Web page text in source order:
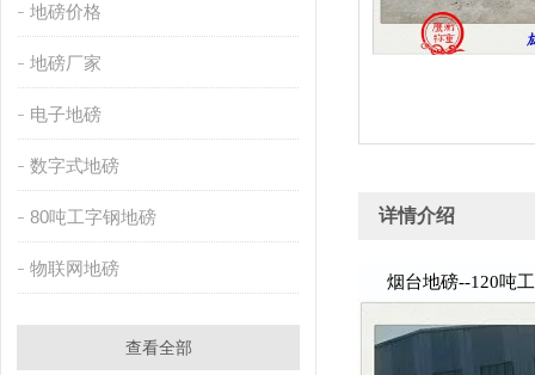
地磅价格
地磅厂家
电子地磅
数字式地磅
80吨工字钢地磅
物联网地磅
查看全部
详情介绍
烟台地磅--120吨